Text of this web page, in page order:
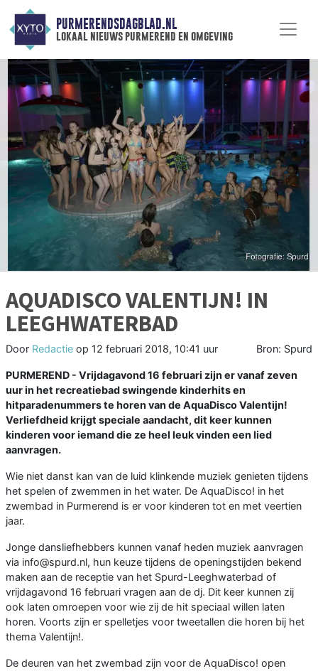
PURMERENDSDAGBLAD.NL
lokaal nieuws purmerend en omgeving
AQUADISCO VALENTIJN! IN
LEEGHWATERBAD
Door Redactie op 12 februari 2018, 10:41 uur Bron: Spurd
PURMEREND - Vrijdagavond 16 februari zijn er vanaf zeven
uur in het recreatiebad swingende kinderhits en
hitparadenummers te horen van de AquaDisco Valentijn!
Verliefdheid krijgt speciale aandacht, dit keer kunnen
kinderen voor iemand die ze heel leuk vinden een lied
aanvragen.
Wie niet danst kan van de luid klinkende muziek genieten tijdens
het spelen of zwemmen in het water. De AquaDisco! in het
zwembad in Purmerend is er voor kinderen tot en met veertien
jaar.
Jonge dansliefhebbers kunnen vanaf heden muziek aanvragen
via info@spurd.nl, hun keuze tijdens de openingstijden bekend
maken aan de receptie van het Spurd-Leeghwaterbad of
vrijdagavond 16 februari vragen aan de dj. Dit keer kunnen zij
ook laten omroepen voor wie zij de hit speciaal willen laten
horen. Voorts zijn er spelletjes voor tweetallen die horen bij het
thema Valentijn!.
De deuren van het zwembad zijn voor de AquaDisco! open